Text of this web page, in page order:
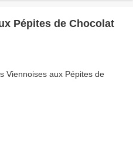
Pépites de Chocolat